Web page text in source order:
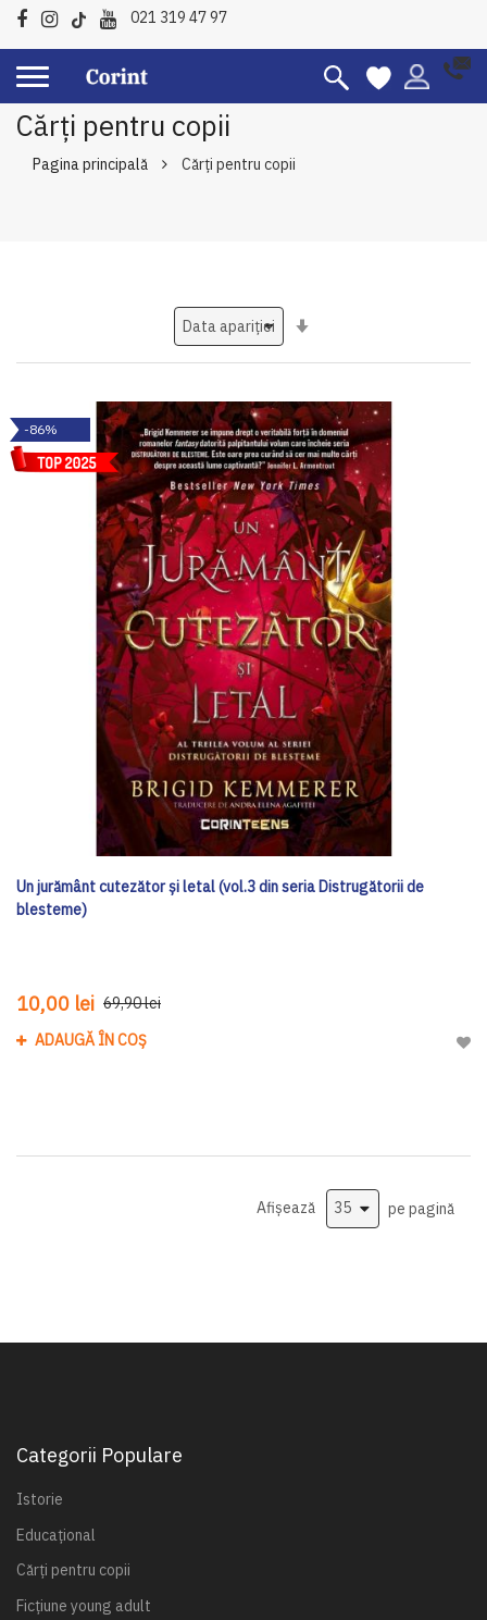
021 319 47 97
Cărți pentru copii
Pagina principală Cărți pentru copii
-86%
Un jurământ cutezător și letal (vol.3 din seria Distrugătorii de
blesteme)
10,00 lei 69,90 lei
ADAUGĂ ÎN COȘ
Afișează pe pagină
Categorii Populare
Istorie
Educațional
Cărți pentru copii
Ficțiune young adult